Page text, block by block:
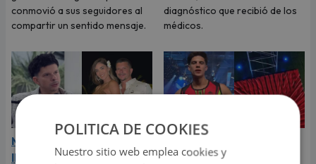
conmovió a sus seguidores al
compartir un sentido mensaje.
diagnóstico que recibió de los
médicos.
Mario Hart admitió que
lloró a escondidas tras su
aparatoso accidente en
POLITICA DE COOKIES
Nuestro sitio web emplea cookies y